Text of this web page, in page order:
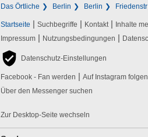
Das Örtliche Berlin Berlin Friedenstr
Startseite | Suchbegriffe | Kontakt | Inhalte
Impressum | Nutzungsbedingungen |
Datenschutz-Einstellungen
Facebook - Fan werden | Auf Instagram folgen
Über den Messenger suchen
Zur Desktop-Seite wechseln